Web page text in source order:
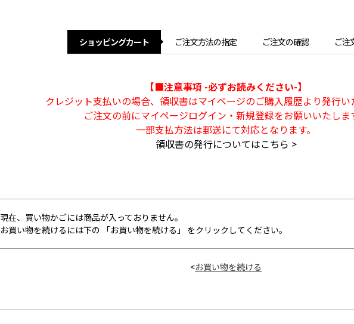
ショッピングカート ご注文方法の指定 ご注文の確認 ご注
【■注意事項 -必ずお読みください-】
クレジット支払いの場合、領収書はマイページのご購入履歴より発行い
ご注文の前にマイページログイン・新規登録をお願いいたしま
一部支払方法は郵送にて対応となります。
領収書の発行についてはこちら >
現在、買い物かごには商品が入っておりません。
お買い物を続けるには下の 「お買い物を続ける」 をクリックしてください。
<